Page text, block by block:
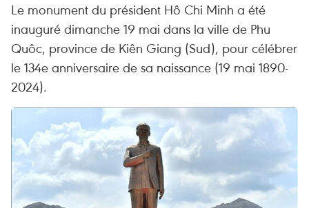
Le monument du président Hô Chi Minh a été
inauguré dimanche 19 mai dans la ville de Phu
Quôc, province de Kiên Giang (Sud), pour célébrer
le 134e anniversaire de sa naissance (19 mai 1890-
2024).